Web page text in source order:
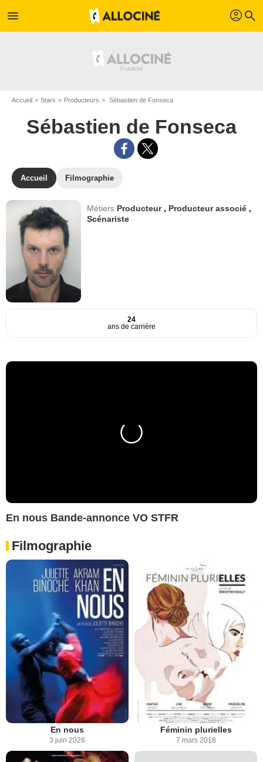
menu profil search
Accueil Stars Producteurs Sébastien de Fonseca
Sébastien de Fonseca
Accueil Filmographie
Métiers Producteur , Producteur associé ,
Scénariste
24
ans de carrière
En nous Bande-annonce VO STFR
Filmographie
En nous
3 juin 2026
Féminin plurielles
7 mars 2018